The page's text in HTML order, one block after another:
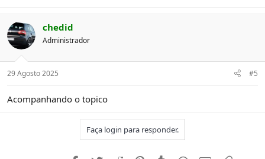
chedid
Administrador
29 Agosto 2025 #5
Acompanhando o topico
Faça login para responder.